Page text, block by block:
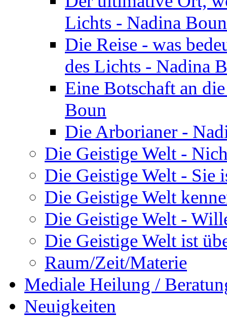
Lichts - Nadina Boun
Die Reise - was
des Lichts - Nadina
Eine Botschaft an
Boun
Die Arborianer -
Die Geistige Welt -
Die Geistige Welt - Sie
Die Geistige Welt
Die Geistige Welt -
Die Geistige Welt ist
Raum/Zeit/Materie
Mediale Heilung /
Neuigkeiten